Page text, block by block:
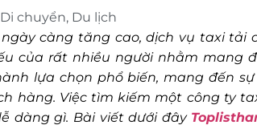
Di chuyển, Du lịch
càng tăng cao, dịch vụ taxi tải
của rất nhiều người nhằm mang
lựa chọn phổ biến, mang đến
hàng. Việc tìm kiếm một công ty
dàng gì. Bài viết dưới đây